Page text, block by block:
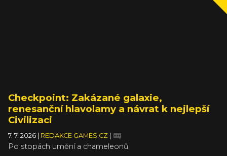
Checkpoint: Zakázané galaxie,
renesanční hlavolamy a návrat k nejlepší
Civilizaci
7. 7. 2026 REDAKCE GAMES.CZ
Po stopách umění a chameleonů